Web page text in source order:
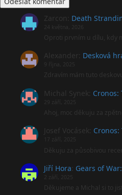
Zarcon Death
24 května, 2026
Oproti prvním u dílu, kdy
Alexander Desková
9 října, 2025
Zdravím mám tuto
Michal Synek Cronos:
29 září, 2025
Ahoj, moc děkuju za
Josef Vocásek
17 září, 2025
Děkuju za působivou
Jiří Hora Gears of
2 září, 2025
Děkujeme a Michal si to